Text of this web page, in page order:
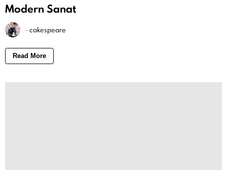
Modern Sanat
-cakespeare
Read More